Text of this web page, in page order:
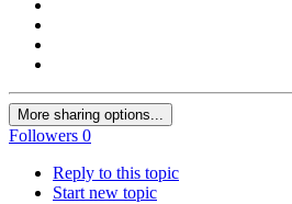
More sharing options...
Followers 0
Reply to this topic
Start new topic